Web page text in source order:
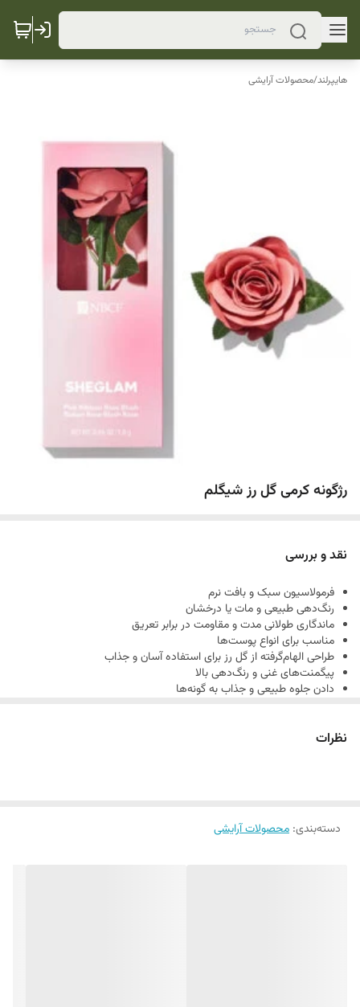
هایپرلند/محصولات آرایشی
رژگونه کرمی گل رز شیگلم
نقد و بررسی
فرمولاسیون سبک و بافت نرم
رنگ‌دهی طبیعی و مات یا درخشان
ماندگاری طولانی مدت و مقاومت در برابر تعریق
مناسب برای انواع پوست‌ها
طراحی الهام‌گرفته از گل رز برای استفاده آسان و جذاب
پیگمنت‌های غنی و رنگ‌دهی بالا
دادن جلوه طبیعی و جذاب به گونه‌ها
نظرات
دسته‌بندی: محصولات آرایشی